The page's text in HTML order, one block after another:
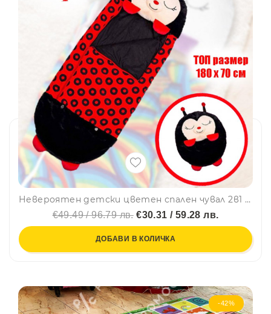
Невероятен детски цветен спален чувал 2в1 Happy Napers - Калинката Беки, BF22
€49.49 / 96.79 лв.€30.31 / 59.28 лв.
ДОБАВИ В КОЛИЧКА
-42%